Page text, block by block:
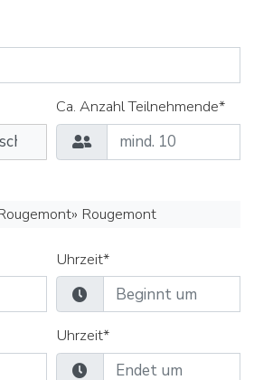
Ca. Anzahl Teilnehmende*
Rougemont
Uhrzeit*
Uhrzeit*